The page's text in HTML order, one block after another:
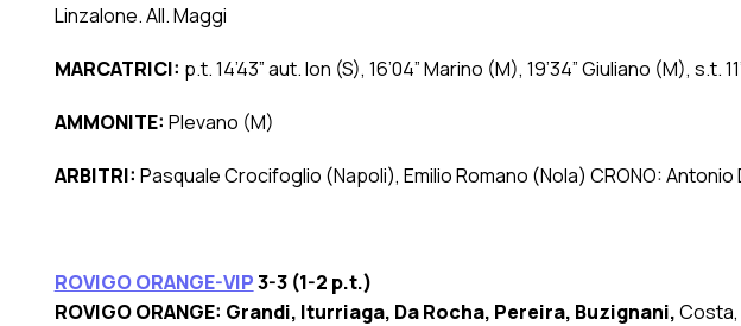
Linzalone. All. Maggi
MARCATRICI: p.t.14’43” aut. Ion (S), 16’04” Marino (M), 19’34” Giuliano (M), s.t.
AMMONITE: Plevano (M)
ARBITRI: Pasquale Crocifoglio (Napoli), Emilio Romano (Nola) CRONO:
ROVIGO ORANGE-VIP3-3 (1-2 p.t.)
ROVIGO ORANGE: Grandi, Iturriaga, Da Rocha, Pereira, Buzignani,Costa,